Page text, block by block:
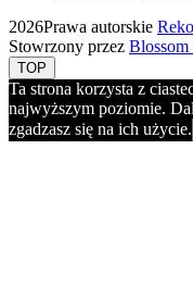
2026Prawa autorskie
Stowrzony przez Blossom
TOP
Ta strona korzysta z
najwyższym poziomie.
zgadzasz się na ich użycie.